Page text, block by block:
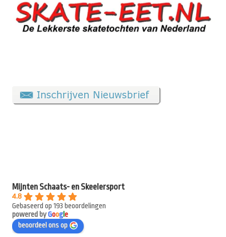
Mijnten Schaats- en Skeelersport
4.8
Gebaseerd op 193 beoordelingen
powered byGooge
beoordeel ons op